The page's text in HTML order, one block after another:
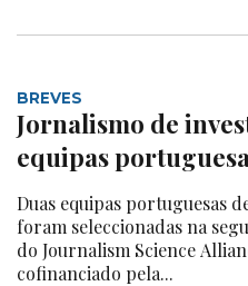
BREVES
Jornalismo de
equipas
Duas equipas portuguesas
foram seleccionadas na
do Journalism Science
cofinanciado pela...